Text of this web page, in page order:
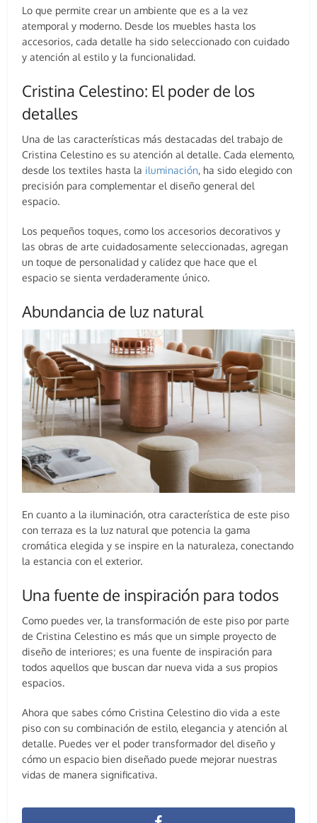
Lo que permite crear un ambiente que es a la vez
atemporal y moderno. Desde los muebles hasta los
accesorios, cada detalle ha sido seleccionado con cuidado
y atención al estilo y la funcionalidad.
Cristina Celestino: El poder de los
detalles
Una de las características más destacadas del trabajo de
Cristina Celestino es su atención al detalle. Cada elemento,
desde los textiles hasta la iluminación, ha sido elegido con
precisión para complementar el diseño general del
espacio.
Los pequeños toques, como los accesorios decorativos y
las obras de arte cuidadosamente seleccionadas, agregan
un toque de personalidad y calidez que hace que el
espacio se sienta verdaderamente único.
Abundancia de luz natural
En cuanto a la iluminación, otra característica de este piso
con terraza es la luz natural que potencia la gama
cromática elegida y se inspire en la naturaleza, conectando
la estancia con el exterior.
Una fuente de inspiración para todos
Como puedes ver, la transformación de este piso por parte
de Cristina Celestino es más que un simple proyecto de
diseño de interiores; es una fuente de inspiración para
todos aquellos que buscan dar nueva vida a sus propios
espacios.
Ahora que sabes cómo Cristina Celestino dio vida a este
piso con su combinación de estilo, elegancia y atención al
detalle. Puedes ver el poder transformador del diseño y
cómo un espacio bien diseñado puede mejorar nuestras
vidas de manera significativa.